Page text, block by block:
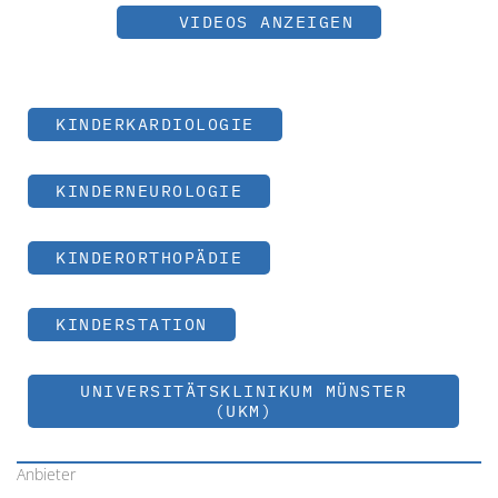
VIDEOS ANZEIGEN
KINDERKARDIOLOGIE
KINDERNEUROLOGIE
KINDERORTHOPÄDIE
KINDERSTATION
UNIVERSITÄTSKLINIKUM MÜNSTER
(UKM)
Anbieter